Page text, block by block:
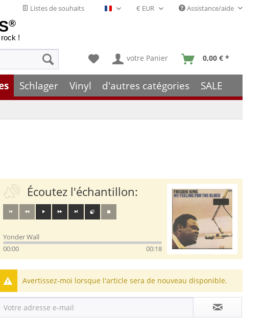
Listes de souhaits Français- FR Assistance/aide
®
!
votre Panier 0,00 € *
Schlager Vinyl d'autres catégories SALE
Écoutez l'échantillon:
Yonder Wall
00:00
00:18
Avertissez-moi lorsque l'article sera de nouveau disponible.